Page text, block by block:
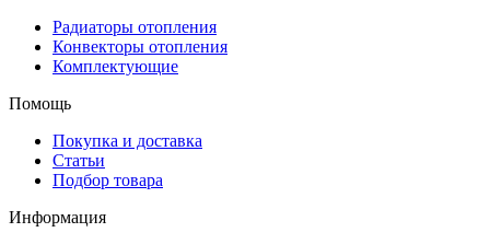
Радиаторы отопления
Конвекторы отопления
Комплектующие
Помощь
Покупка и доставка
Статьи
Подбор товара
Информация